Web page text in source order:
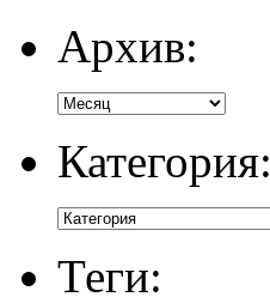
Архив:
Категория:
Теги: